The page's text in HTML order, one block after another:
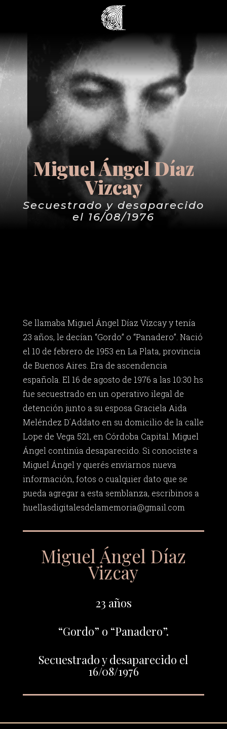
Miguel Ángel Díaz
Vizcay
Secuestrado y desaparecido
el 16/08/1976
Se llamaba Miguel Ángel Díaz Vizcay y tenía
23 años, le decían “Gordo” o “Panadero”. Nació
el 10 de febrero de 1953 en La Plata, provincia
de Buenos Aires. Era de ascendencia
española. El 16 de agosto de 1976 a las 10:30 hs
fue secuestrado en un operativo ilegal de
detención junto a su esposa Graciela Aida
Meléndez D´Addato en su domicilio de la calle
Lope de Vega 521, en Córdoba Capital. Miguel
Ángel continúa desaparecido. Si conociste a
Miguel Ángel y querés enviarnos nueva
información, fotos o cualquier dato que se
pueda agregar a esta semblanza, escribinos a
huellasdigitalesdelamemoria@gmail.com
Miguel Ángel Díaz
Vizcay
23 años
“Gordo” o “Panadero”.
Secuestrado y desaparecido el
16/08/1976